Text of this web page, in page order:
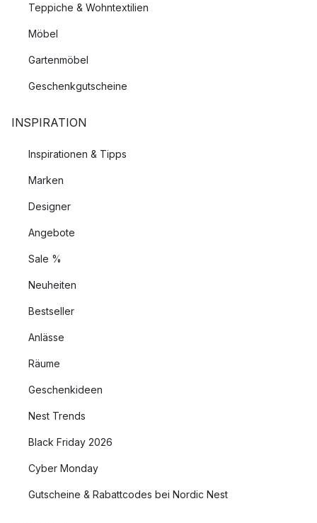
Teppiche & Wohntextilien
Möbel
Gartenmöbel
Geschenkgutscheine
INSPIRATION
Inspirationen & Tipps
Marken
Designer
Angebote
Sale %
Neuheiten
Bestseller
Anlässe
Räume
Geschenkideen
Nest Trends
Black Friday 2026
Cyber Monday
Gutscheine & Rabattcodes bei Nordic Nest